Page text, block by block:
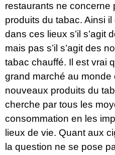
restaurants ne concerne
produits du tabac. Ainsi
dans ces lieux s’il s’agit
mais pas s’il s’agit des
tabac chauffé. Il est vrai
grand marché au monde
nouveaux produits du
cherche par tous les
consommation en les
lieux de vie. Quant aux
la question ne se pose